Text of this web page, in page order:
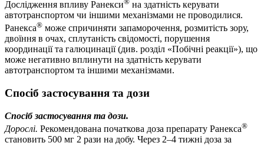
Дослідження впливу Ранекси
на здатність керувати
автотранспортом чи іншими механізмами не проводилися.
Ранекса® може спричиняти запаморочення, розмитість зору,
двоїння в очах, сплутаність свідомості, порушення
координації та галюцинації (див. розділ «Побічні реакції»), що
може негативно вплинути на здатність керувати
автотранспортом та іншими механізмами.
Спосіб застосування та дози
Спосіб застосування та дози.
Дорослі. Рекомендована початкова доза препарату Ранекса®
становить 500 мг 2 рази на добу. Через 2–4 тижні доза за